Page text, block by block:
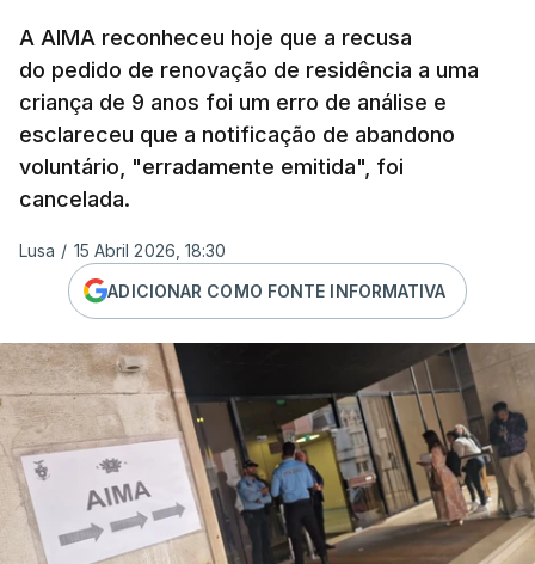
A AIMA reconheceu hoje que a recusa
do pedido de renovação de residência a uma
criança de 9 anos foi um erro de análise e
esclareceu que a notificação de abandono
voluntário, "erradamente emitida", foi
cancelada.
Lusa / 15 Abril 2026, 18:30
ADICIONAR COMO FONTE INFORMATIVA